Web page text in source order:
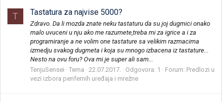
T Tastatura za najvise 5000?
Zdravo. Da li mozda znate neku tastaturu da su joj dugmici onako
malo uvuceni u nju ako me razumete,treba mi za igrice a i za
programiranje a ne volim one tastature sa velikim razmacima
izmedju svakog dugmeta i koja su mnogo izbacena iz tastature...
Nesto na ovu foru? Ova mi je super ali sam...
TenjuSensei
Tema 22.07.2017. Odgovora: 1 Forum: Predlozi u
vezi izbora perifernih uređaja i mrežne